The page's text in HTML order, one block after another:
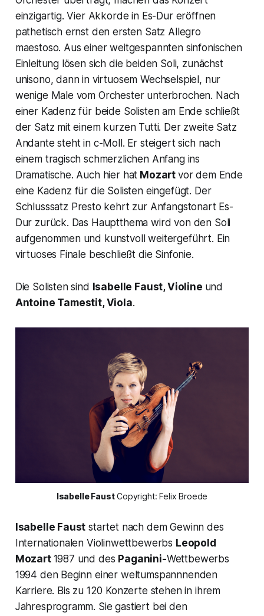
einzigartig. Vier Akkorde in Es-Dur eröffnen
pathetisch ernst den ersten Satz Allegro
maestoso. Aus einer weitgespannten sinfonischen
Einleitung lösen sich die beiden Soli, zunächst
unisono, dann in virtuosem Wechselspiel, nur
wenige Male vom Orchester unterbrochen. Nach
einer Kadenz für beide Solisten am Ende schließt
der Satz mit einem kurzen Tutti. Der zweite Satz
Andantesteht in c-Moll. Er steigert sich nach
einem tragisch schmerzlichen Anfang ins
Dramatische. Auch hier hat Mozart vor dem Ende
eine Kadenz für die Solisten eingefügt. Der
Schlusssatz Presto kehrt zur Anfangstonart Es-
Dur zurück. Das Hauptthema wird von den Soli
aufgenommen und kunstvoll weitergeführt. Ein
virtuoses Finale beschließt die Sinfonie.
Die Solisten sind Isabelle Faust, Violine und
Antoine Tamestit, Viola.
Isabelle Faust Copyright: Felix Broede
Isabelle Faust startet nach dem Gewinn des
Internationalen Violinwettbewerbs Leopold
Mozart 1987 und des Paganini-Wettbewerbs
1994 den Beginn einer weltumspannnenden
Karriere. Bis zu 120 Konzerte stehen in ihrem
Jahresprogramm. Sie gastiert bei den